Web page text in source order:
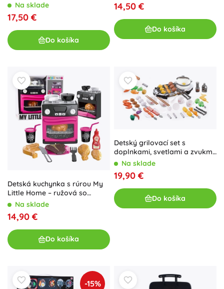
Na sklade
17,50 €
Do košíka
14,50 €
Do košíka
Detská kuchynka s rúrou My
Little Home – ružová so
svetlami a zvukmi
Na sklade
14,90 €
Do košíka
Detský grilovací set s
doplnkami, svetlami a zvukmi
(69 dielov)
Na sklade
19,90 €
Do košíka
-15%